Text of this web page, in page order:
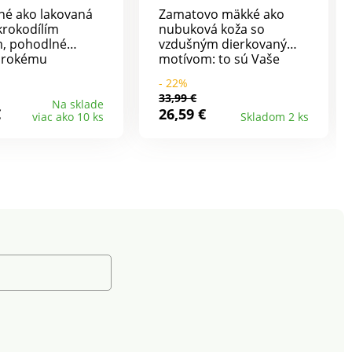
ako lakovaná
pohodlné
prispôsobí
ľahko sa
je mimoriadne
Na sklade
viac ako 10 ks
Zamatovo mäkké ako
nubuková koža so
vzdušným dierkovaným
motívom: to sú Vaše
Elastický remienok
zabezpečí perfektné
držanie, kožená stielka
- 22%
33,99 €
26,59 € Skladom 2 ks